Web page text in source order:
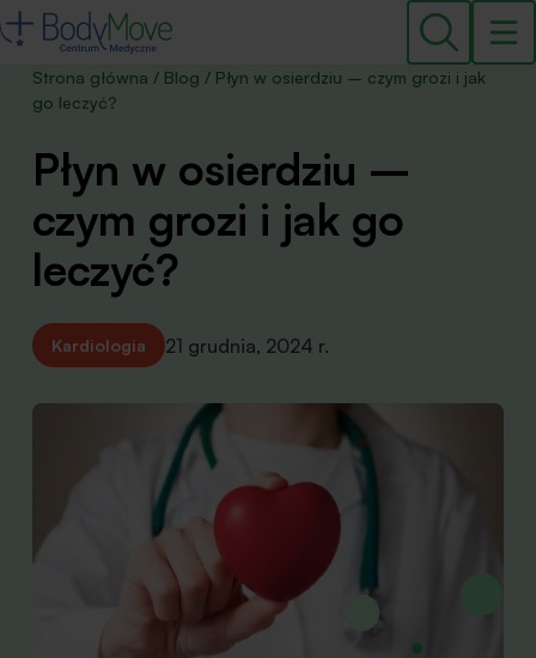
Strona główna / Blog / Płyn w osierdziu – czym grozi i jak
go leczyć?
Płyn w osierdziu –
czym grozi i jak go
leczyć?
Kardiologia 21 grudnia, 2024 r.